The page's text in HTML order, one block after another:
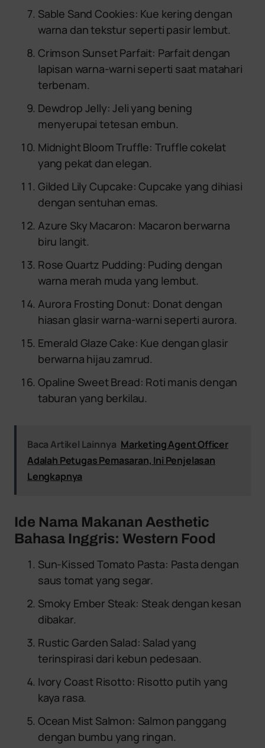
Sable Sand Cookies: Kue kering dengan
warna dan tekstur seperti pasir lembut.
Crimson Sunset Parfait: Parfait dengan
lapisan warna-warni seperti saat matahari
terbenam.
Dewdrop Jelly: Jeli yang bening
menyerupai tetesan embun.
Midnight Bloom Truffle: Truffle cokelat
yang pekat dan elegan.
Gilded Lily Cupcake: Cupcake yang dihiasi
dengan sentuhan emas.
Azure Sky Macaron: Macaron berwarna
biru langit.
Rose Quartz Pudding: Puding dengan
warna merah muda yang lembut.
Aurora Frosting Donut: Donat dengan
hiasan glasir warna-warni seperti aurora.
Emerald Glaze Cake: Kue dengan glasir
berwarna hijau zamrud.
Opaline Sweet Bread: Roti manis dengan
taburan yang berkilau.
Baca Artikel Lainnya Marketing Agent Officer
Adalah Petugas Pemasaran, Ini Penjelasan
Lengkapnya
Ide Nama Makanan Aesthetic
Bahasa Inggris: Western Food
Sun-Kissed Tomato Pasta: Pasta dengan
saus tomat yang segar.
Smoky Ember Steak: Steak dengan kesan
dibakar.
Rustic Garden Salad: Salad yang
terinspirasi dari kebun pedesaan.
Ivory Coast Risotto: Risotto putih yang
kaya rasa.
Ocean Mist Salmon: Salmon panggang
dengan bumbu yang ringan.